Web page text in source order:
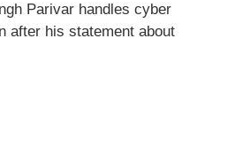
Parivar handles cyber
after his statement about